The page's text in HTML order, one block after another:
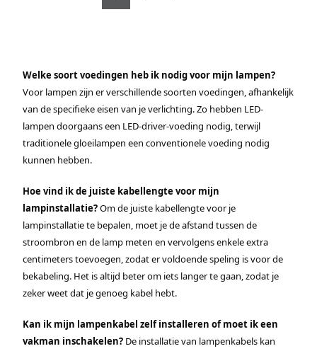
Welke soort voedingen heb ik nodig voor mijn lampen?
Voor lampen zijn er verschillende soorten voedingen, afhankelijk
van de specifieke eisen van je verlichting. Zo hebben LED-
lampen doorgaans een LED-driver-voeding nodig, terwijl
traditionele gloeilampen een conventionele voeding nodig
kunnen hebben.
Hoe vind ik de juiste kabellengte voor mijn
lampinstallatie?Om de juiste kabellengte voor je
lampinstallatie te bepalen, moet je de afstand tussen de
stroombron en de lamp meten en vervolgens enkele extra
centimeters toevoegen, zodat er voldoende speling is voor de
bekabeling. Het is altijd beter om iets langer te gaan, zodat je
zeker weet dat je genoeg kabel hebt.
Kan ik mijn lampenkabel zelf installeren of moet ik een
vakman inschakelen? De installatie van lampenkabels kan